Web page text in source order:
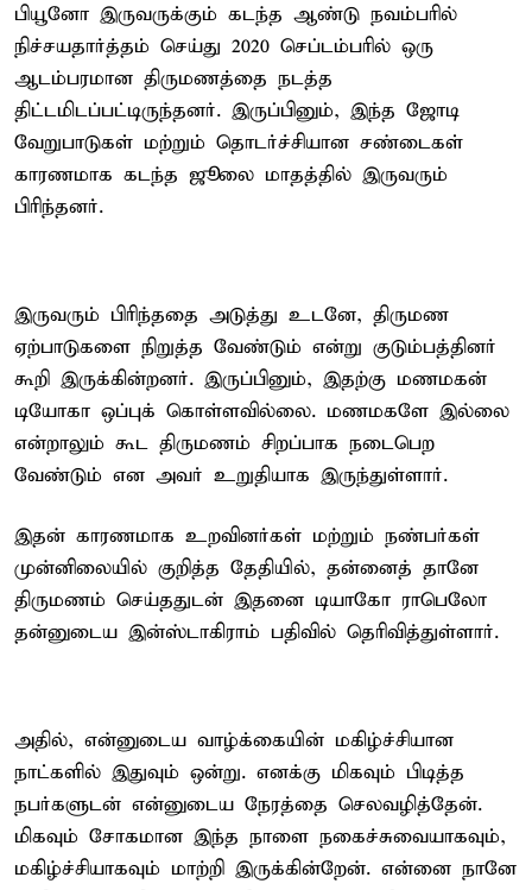
பியூனோ இருவருக்கும் கடந்த ஆண்டு நவம்பரில்
நிச்சயதார்த்தம் செய்து 2020 செப்டம்பரில் ஒரு
ஆடம்பரமான திருமணத்தை நடத்த
திட்டமிடப்பட்டிருந்தனர். இருப்பினும், இந்த ஜோடி
வேறுபாடுகள் மற்றும் தொடர்ச்சியான சண்டைகள்
காரணமாக கடந்த ஜூலை மாதத்தில் இருவரும்
பிரிந்தனர்.
இருவரும் பிரிந்ததை அடுத்து உடனே, திருமண
ஏற்பாடுகளை நிறுத்த வேண்டும் என்று குடும்பத்தினர்
கூறி இருக்கின்றனர். இருப்பினும், இதற்கு மணமகன்
டியோகா ஒப்புக் கொள்ளவில்லை. மணமகளே இல்லை
என்றாலும் கூட திருமணம் சிறப்பாக நடைபெற
வேண்டும் என அவர் உறுதியாக இருந்துள்ளார்.
இதன் காரணமாக உறவினர்கள் மற்றும் நண்பர்கள்
முன்னிலையில் குறித்த தேதியில், தன்னைத் தானே
திருமணம் செய்ததுடன் இதனை டியாகோ ராபெலோ
தன்னுடைய இன்ஸ்டாகிராம் பதிவில் தெரிவித்துள்ளார்.
அதில், என்னுடைய வாழ்க்கையின் மகிழ்ச்சியான
நாட்களில் இதுவும் ஒன்று. எனக்கு மிகவும் பிடித்த
நபர்களுடன் என்னுடைய நேரத்தை செலவழித்தேன்.
மிகவும் சோகமான இந்த நாளை நகைச்சுவையாகவும்,
மகிழ்ச்சியாகவும் மாற்றி இருக்கின்றேன். என்னை நானே